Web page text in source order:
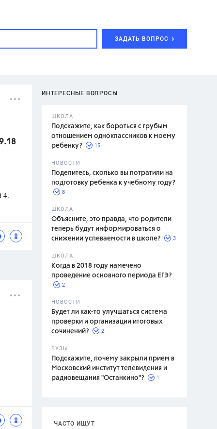
ЗАДАТЬ ВОПРОС
ИНТЕРЕСНЫЕ ВОПРОСЫ
ШКОЛА
Подскажите, как бороться с грубым
отношением одноклассников к моему
ребенку?
15
НОВОСТИ
Поделитесь, сколько вы потратили на
подготовку ребенка к учебному году?
8
ШКОЛА
Объясните, это правда, что родители
теперь будут информироваться о
снижении успеваемости в школе?
3
ШКОЛА
Когда в 2018 году намечено
проведение основного периода ЕГЭ?
2
НОВОСТИ
Будет ли как-то улучшаться система
проверки и организации итоговых
сочинений?
2
ВУЗЫ
Подскажите, почему закрыли прием в
Московский институт телевидения и
радиовещания "Останкино"?
1
ЧАСТО ИЩУТ
4.